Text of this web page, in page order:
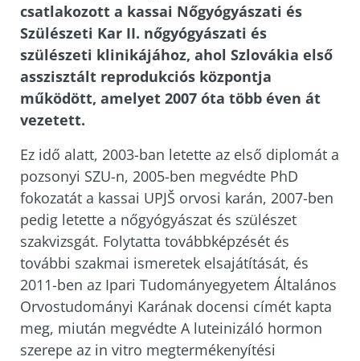
csatlakozott a kassai Nőgyógyászati és
Szülészeti Kar II. nőgyógyászati és
szülészeti klinikájához, ahol Szlovákia első
asszisztált reprodukciós központja
működött, amelyet 2007 óta több éven át
vezetett.
Ez idő alatt, 2003-ban letette az első diplomát a
pozsonyi SZU-n, 2005-ben megvédte PhD
fokozatát a kassai UPJŠ orvosi karán, 2007-ben
pedig letette a nőgyógyászat és szülészet
szakvizsgát. Folytatta továbbképzését és
további szakmai ismeretek elsajátítását, és
2011-ben az Ipari Tudományegyetem Általános
Orvostudományi Karának docensi címét kapta
meg, miután megvédte A luteinizáló hormon
szerepe az in vitro megtermékenyítési